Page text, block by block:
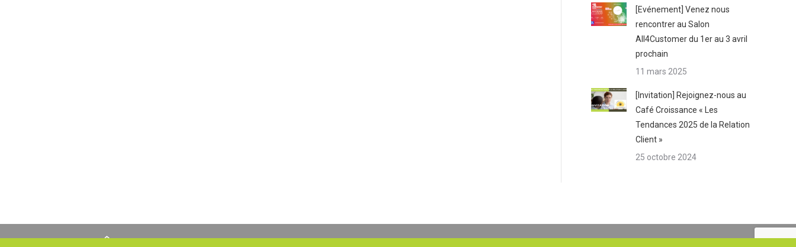
[Evénement] Venez nous
rencontrer au Salon
All4Customer du 1er au 3 avril
prochain
11 mars 2025
[Invitation] Rejoignez-nous au
Café Croissance « Les
Tendances 2025 de la Relation
Client »
25 octobre 2024